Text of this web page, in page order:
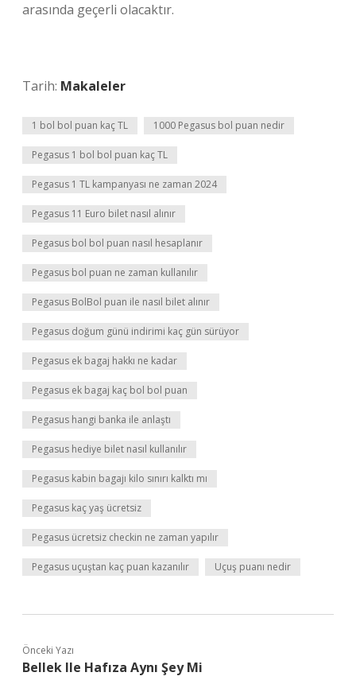
arasında geçerli olacaktır.
Tarih: Makaleler
1 bol bol puan kaç TL 1000 Pegasus bol puan nedir
Pegasus 1 bol bol puan kaç TL
Pegasus 1 TL kampanyası ne zaman 2024
Pegasus 11 Euro bilet nasıl alınır
Pegasus bol bol puan nasıl hesaplanır
Pegasus bol puan ne zaman kullanılır
Pegasus BolBol puan ile nasıl bilet alınır
Pegasus doğum günü indirimi kaç gün sürüyor
Pegasus ek bagaj hakkı ne kadar
Pegasus ek bagaj kaç bol bol puan
Pegasus hangi banka ile anlaştı
Pegasus hediye bilet nasıl kullanılır
Pegasus kabin bagajı kilo sınırı kalktı mı
Pegasus kaç yaş ücretsiz
Pegasus ücretsiz checkin ne zaman yapılır
Pegasus uçuştan kaç puan kazanılır Uçuş puanı nedir
Önceki Yazı
Bellek Ile Hafıza Aynı Şey Mi